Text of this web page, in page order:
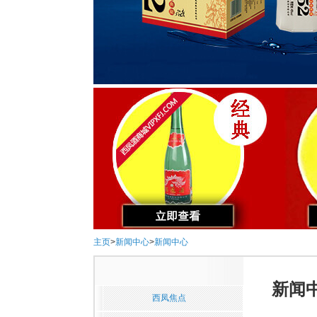
主页>新闻中心>新闻中心
西凤焦点 新闻